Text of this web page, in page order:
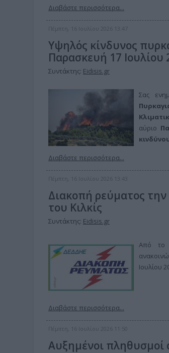
Διαβάστε περισσότερα...
Πέμπτη, 16 Ιουλίου 2026 13:47
Υψηλός κίνδυνος
Παρασκευή 17 Ιουλίου
Συντάκτης: Eidisis.gr
Σας
αύριο
Διαβάστε περισσότερα...
Πέμπτη, 16 Ιουλίου 2026 13:43
Διακοπή ρεύματος την
του Κιλκίς
Συντάκτης: Eidisis.gr
Από το
Ιουλίου
Διαβάστε περισσότερα...
Πέμπτη, 16 Ιουλίου 2026 11:50
Αυξημένοι πληθυσμοί